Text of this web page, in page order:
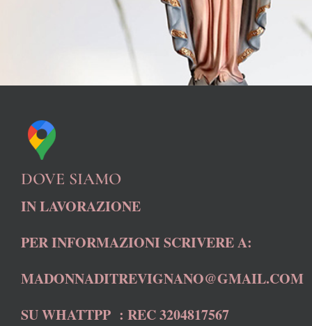
DOVE SIAMO
IN LAVORAZIONE
PER INFORMAZIONI SCRIVERE A:
MADONNADITREVIGNANO@GMAIL.COM
SU WHATTPP : REC 3204817567